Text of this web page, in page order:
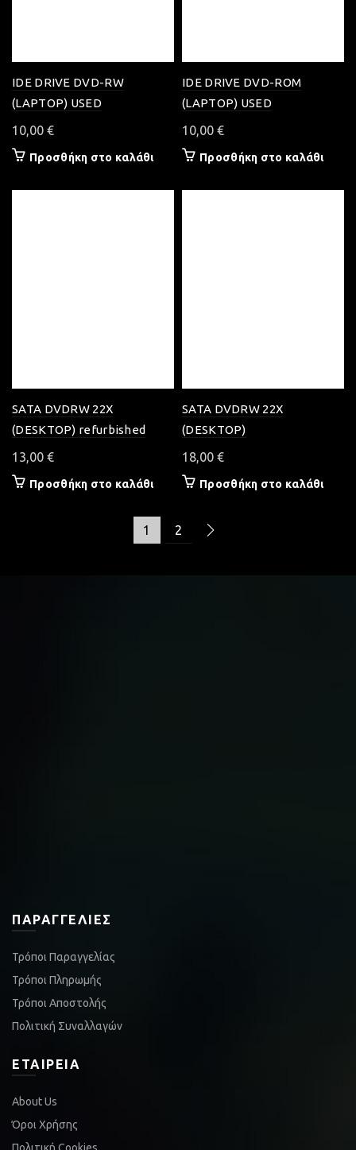
IDE DRIVE DVD-RW
(LAPTOP) USED
10,00 €
Προσθήκη στο καλάθι
IDE DRIVE DVD-ROM
(LAPTOP) USED
10,00 €
Προσθήκη στο καλάθι
SATA DVDRW 22X
(DESKTOP) refurbished
13,00 €
Προσθήκη στο καλάθι
SATA DVDRW 22X
(DESKTOP)
18,00 €
Προσθήκη στο καλάθι
1 2
ΠΑΡΑΓΓΕΛΊΕΣ
Τρόποι Παραγγελίας
Τρόποι Πληρωμής
Τρόποι Αποστολής
Πολιτική Συναλλαγών
ΕΤΑΙΡΕΊΑ
About Us
Όροι Χρήσης